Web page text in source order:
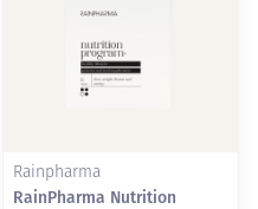
Rainpharma
RainPharma Nutrition